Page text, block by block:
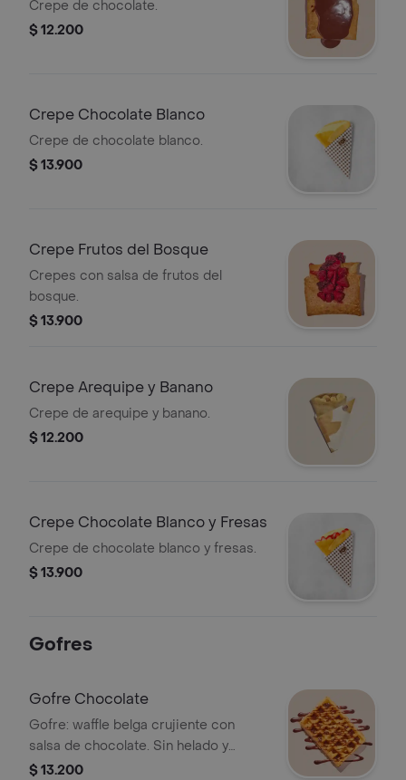
Crepe de chocolate.
$ 12.200
Crepe Chocolate Blanco
Crepe de chocolate blanco.
$ 13.900
Crepe Frutos del Bosque
Crepes con salsa de frutos del
bosque.
$ 13.900
Crepe Arequipe y Banano
Crepe de arequipe y banano.
$ 12.200
Crepe Chocolate Blanco y Fresas
Crepe de chocolate blanco y fresas.
$ 13.900
Gofres
Gofre Chocolate
Gofre: waffle belga crujiente con
salsa de chocolate. Sin helado y
crema chantilly.
$ 13.200